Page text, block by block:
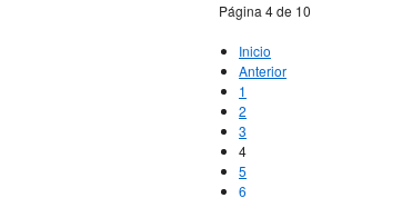
Página 4 de 10
Inicio
Anterior
1
2
3
4
5
6